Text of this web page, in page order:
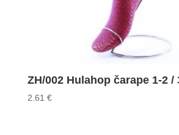
ZH/002 Hulahop čarape 1-2 /
2.61 €